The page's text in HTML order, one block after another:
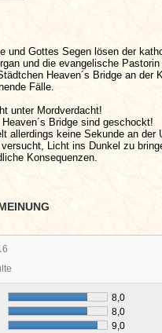
und Gottes Segen lösen der
und die evangelische
Heaven´s Bridge an der
Fälle.
unter Mordverdacht!
Bridge sind geschockt!
allerdings keine Sekunde an der
Licht ins Dunkel zu
Konsequenzen.
8,0
8,0
9,0